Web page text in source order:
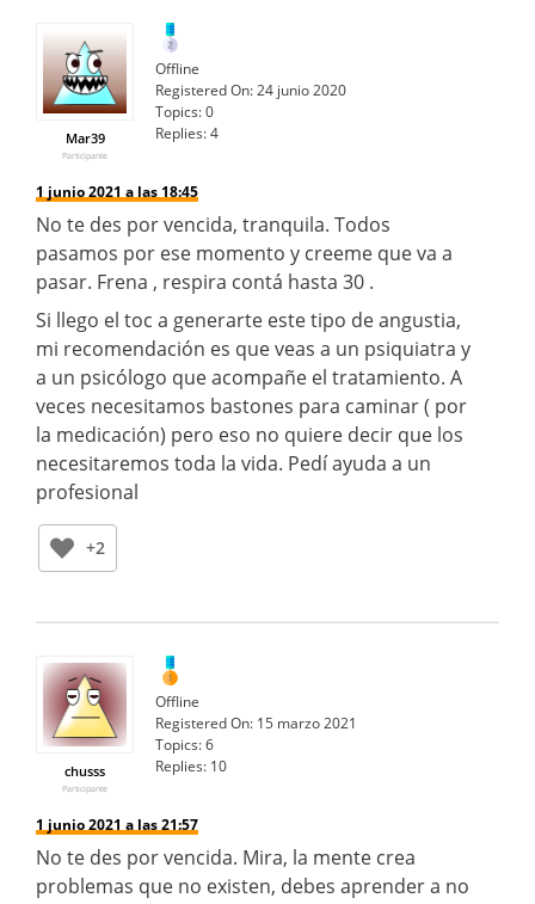
Mar39
Participante
Offline
Registered On:24 junio 2020
Topics:0
Replies:4
1 junio 2021 a las 18:45
No te des por vencida, tranquila. Todos
pasamos por ese momento y creeme que va a
pasar. Frena , respira contá hasta 30 .
Si llego el toc a generarte este tipo de angustia,
mi recomendación es que veas a un psiquiatra y
a un psicólogo que acompañe el tratamiento. A
veces necesitamos bastones para caminar ( por
la medicación) pero eso no quiere decir que los
necesitaremos toda la vida. Pedí ayuda a un
profesional
+2
chusss
Participante
Offline
Registered On: 15 marzo 2021
Topics:6
Replies: 10
1 junio 2021 a las 21:57
No te des por vencida. Mira, la mente crea
problemas que no existen, debes aprender a no